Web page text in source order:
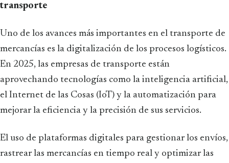
transporte
Uno de los avances más importantes en el transporte de
mercancías es la digitalización de los procesos logísticos.
En 2025, las empresas de transporte están
aprovechando tecnologías como la inteligencia artificial,
el Internet de las Cosas (IoT) y la automatización para
mejorar la eficiencia y la precisión de sus servicios.
El uso de plataformas digitales para gestionar los envíos,
rastrear las mercancías en tiempo real y optimizar las